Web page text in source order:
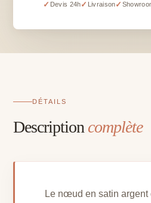
satin
✓ Devis 24h✓ Livraison✓
DÉTAILS
Description complète
Le nœud en satin argent